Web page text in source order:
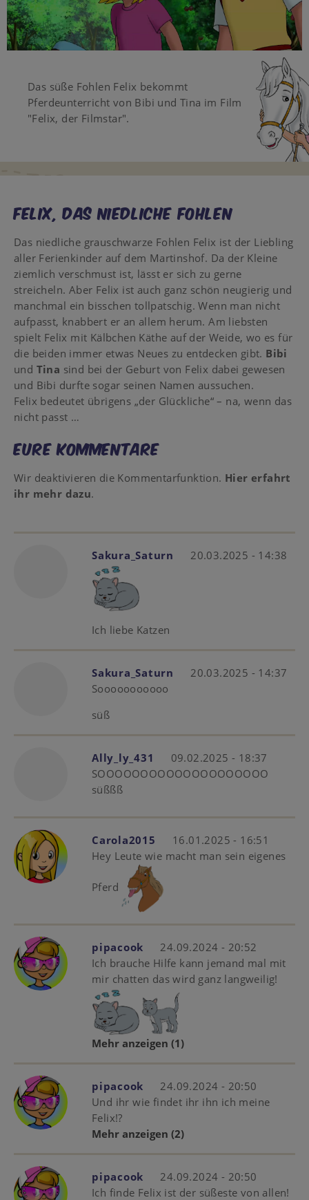
Video
Das süße Fohlen Felix bekommt
Pferdeunterricht von Bibi und Tina im Film
"Felix, der Filmstar".
Felix, das niedliche Fohlen
Das niedliche grauschwarze Fohlen Felix ist der Liebling
aller Ferienkinder auf dem Martinshof. Da der Kleine
ziemlich verschmust ist, lässt er sich zu gerne
streicheln. Aber Felix ist auch ganz schön neugierig und
manchmal ein bisschen tollpatschig. Wenn man nicht
aufpasst, knabbert er an allem herum. Am liebsten
spielt Felix mit Kälbchen Käthe auf der Weide, wo es für
die beiden immer etwas Neues zu entdecken gibt. Bibi
und Tina sind bei der Geburt von Felix dabei gewesen
und Bibi durfte sogar seinen Namen aussuchen.
Felix bedeutet übrigens „der Glückliche“ – na, wenn das
nicht passt …
Eure Kommentare
Wir deaktivieren die Kommentarfunktion. Hier erfahrt
ihr mehr dazu.
Sakura_Saturn 20.03.2025 - 14:38
Ich liebe Katzen
Sakura_Saturn
20.03.2025 - 14:37
Sooooooooooo
süß
Ally_ly_431
09.02.2025 - 18:37
SOOOOOOOOOOOOOOOOOOOO
süßßß
Carola2015
16.01.2025 - 16:51
Hey Leute wie macht man sein eigenes
Pferd
pipacook
24.09.2024 - 20:52
Ich brauche Hilfe kann jemand mal mit
mir chatten das wird ganz langweilig!
Mehr anzeigen (1)
pipacook
24.09.2024 - 20:50
Und ihr wie findet ihr ihn ich meine
Felix!?
Mehr anzeigen (2)
pipacook
24.09.2024 - 20:50
Ich finde Felix ist der süßeste von allen!